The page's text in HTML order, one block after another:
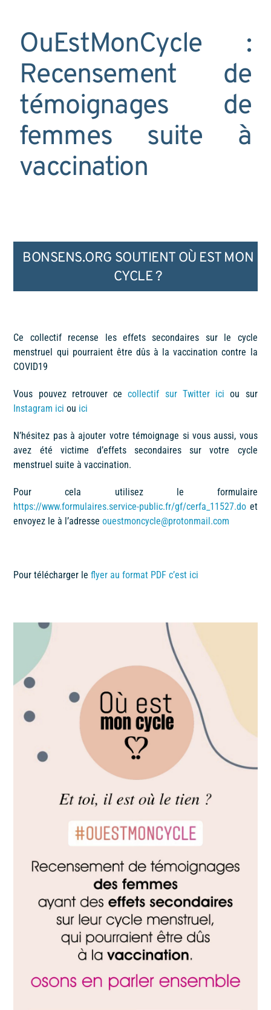
OuEstMonCycle :
Recensement de
témoignages de
femmes suite à
vaccination
BONSENS.ORG SOUTIENT OÙ EST MON
CYCLE ?
Ce collectif recense les effets secondaires sur le cycle
menstruel qui pourraient être dûs à la vaccination contre la
COVID19
Vous pouvez retrouver cecollectif sur Twitter ici ou sur
Instagram ici ou ici
N’hésitez pas à ajouter votre témoignage si vous aussi, vous
avez été victime d’effets secondaires sur votre cycle
menstruel suite à vaccination.
Pour cela utilisez le formulaire
https://www.formulaires.service-public.fr/gf/cerfa_11527.do et
envoyez le à l’adresseouestmoncycle@protonmail.com
Pour télécharger leflyer au format PDF c’est ici